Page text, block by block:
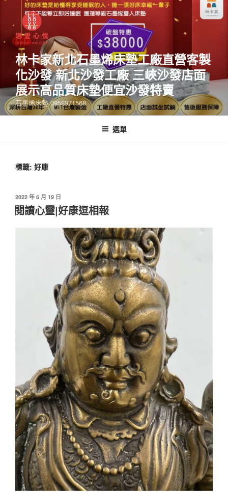
林卡家新北石墨烯床墊工廠直營客製
化沙發 新北沙發工廠 三峽沙發店面
展示高品質床墊便宜沙發特賣
石墨烯床墊 0958971568
選單
標籤: 好康
2022 年 6 月 19 日
閱讀心靈|好康逗相報